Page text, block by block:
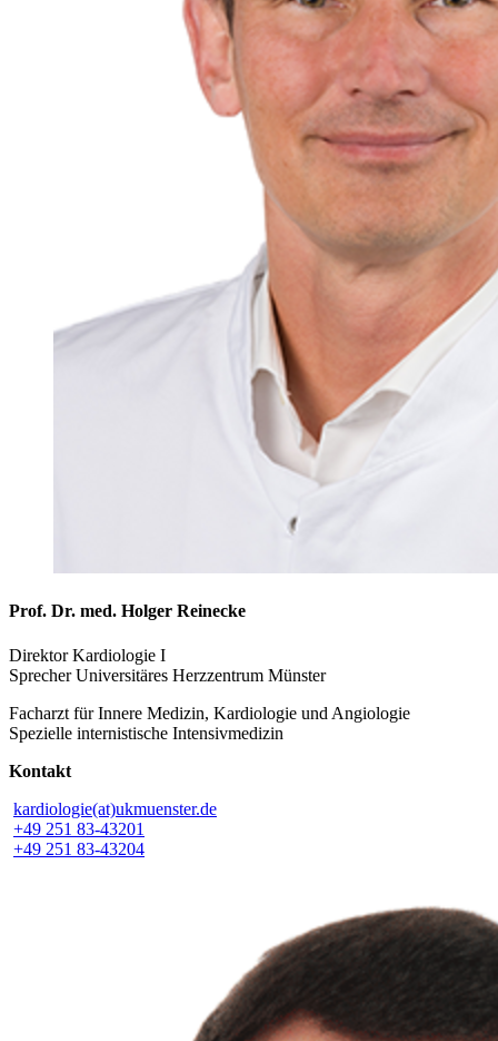
Prof. Dr. med. Holger Reinecke
Direktor Kardiologie I
Sprecher Universitäres Herzzentrum Münster
Facharzt für Innere Medizin, Kardiologie und Angiologie
Spezielle internistische Intensivmedizin
Kontakt
kardiologie(at)ukmuenster.de
+49 251 83-43201
+49 251 83-43204